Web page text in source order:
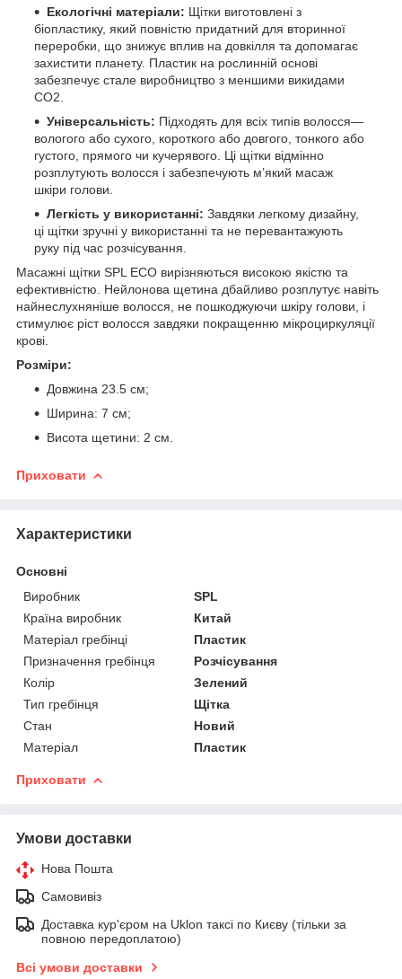
Екологічні матеріали: Щітки виготовлені з
біопластику, який повністю придатний для вторинної
переробки, що знижує вплив на довкілля та допомагає
захистити планету. Пластик на рослинній основі
забезпечує стале виробництво з меншими викидами
CO2.
Універсальність: Підходять для всіх типів волосся—
вологого або сухого, короткого або довгого, тонкого або
густого, прямого чи кучерявого. Ці щітки відмінно
розплутують волосся і забезпечують м’який масаж
шкіри голови.
Легкість у використанні: Завдяки легкому дизайну,
ці щітки зручні у використанні та не перевантажують
руку під час розчісування.
Масажні щітки SPL ECO вирізняються високою якістю та
ефективністю. Нейлонова щетина дбайливо розплутує навіть
найнеслухняніше волосся, не пошкоджуючи шкіру голови, і
стимулює ріст волосся завдяки покращенню мікроциркуляції
крові.
Розміри:
Довжина 23.5 см;
Ширина: 7 см;
Висота щетини: 2 см.
Приховати
Характеристики
Основні
Виробник
SPL
Країна виробник
Китай
Матеріал гребінці
Пластик
Призначення гребінця
Розчісування
Колір
Зелений
Тип гребінця
Щітка
Стан
Новий
Матеріал
Пластик
Приховати
Умови доставки
Нова Пошта
Самовивіз
Доставка кур'єром на Uklon таксі по Києву (тільки за
повною передоплатою)
Всі умови доставки